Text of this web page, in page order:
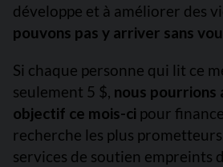
développe et à améliorer des
pouvons pas y arriver sans
Si chaque personne qui lit ce
seulement 5 $, nous
objectif ce mois-ci pour
recherche les plus
services de soutien empreints